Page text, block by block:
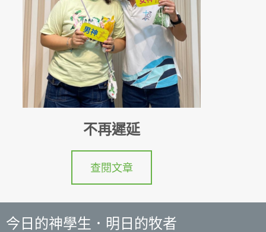
不再遲延
查閱文章
今日的神學生．明日的牧者